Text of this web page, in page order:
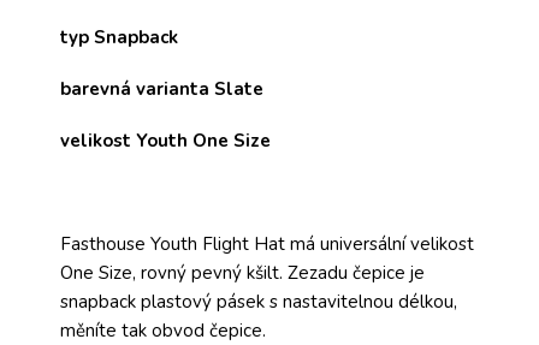
typ Snapback
barevná varianta Slate
velikost Youth One Size
Fasthouse Youth Flight Hat má universální velikost
One Size, rovný pevný kšilt. Zezadu čepice je
snapback plastový pásek s nastavitelnou délkou,
měníte tak obvod čepice.